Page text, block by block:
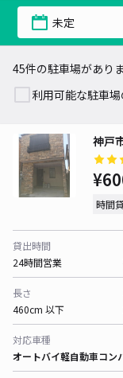
未定
45件の駐車場があり
利用可能な駐車
神戸
時間
貸出時間
24時間営業
長さ
460cm 以下
対応車種
オートバイ軽自動車コン